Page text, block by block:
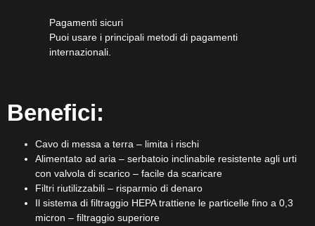
Pagamenti sicuri​
Puoi usare i principali metodi di pagamenti
internazionali.
Benefici:
Cavo di messa a terra – limita i rischi
Alimentato ad aria – serbatoio inclinabile resistente agli urti
con valvola di scarico – facile da scaricare
Filtri riutilizzabili – risparmio di denaro
Il sistema di filtraggio HEPA trattiene le particelle fino a 0,3
micron – filtraggio superiore